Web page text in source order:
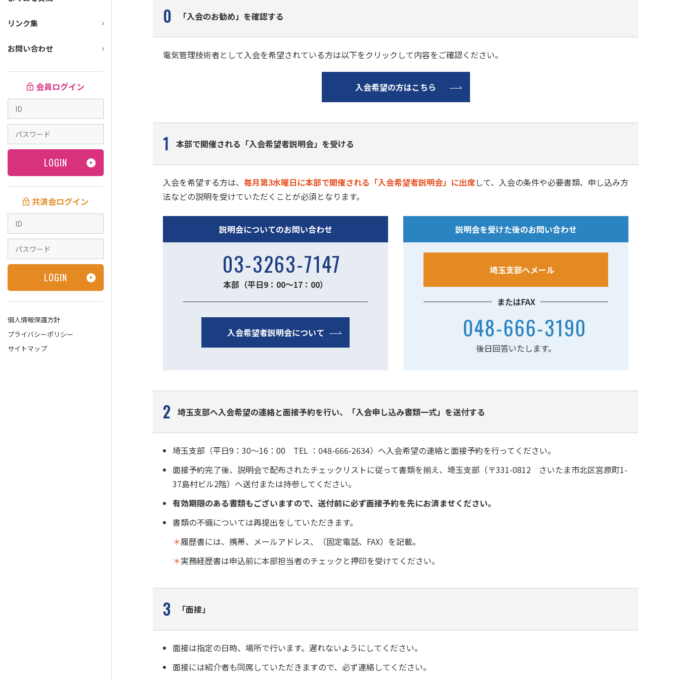
リンク集
お問い合わせ
会員ログイン
共済会ログイン
個人情報保護方針
プライバシーポリシー
サイトマップ
0 「入会のお勧め」を確認する
電気管理技術者として入会を希望されている方は以下をクリックして内容をご確認ください。
入会希望の方はこちら
1 本部で開催される「入会希望者説明会」を受ける
入会を希望する方は、 毎月第3水曜日に本部で開催される「入会希望者説明会」に出席して、入会の条件や必要書類、申し込み方
法などの説明を受けていただくことが必須となります。
説明会についてのお問い合わせ
03-3263-7147
本部（平日9：00～17：00）
入会希望者説明会について
説明会を受けた後のお問い合わせ
埼玉支部へメール
またはFAX
048-666-3190
後日回答いたします。
2 埼玉支部へ入会希望の連絡と面接予約を行い、「入会申し込み書類一式」を送付する
埼玉支部（平日9：30～16：00 TEL ：048-666-2634）へ入会希望の連絡と面接予約を行ってください。
面接予約完了後、説明会で配布されたチェックリストに従って書類を揃え、埼玉支部（〒331-0812 さいたま市北区宮原町1-
37島村ビル2階）へ送付または持参してください。
有効期限のある書類もございますので、送付前に必ず面接予約を先にお済ませください。
書類の不備については再提出をしていただきます。
＊履歴書には、携帯、メールアドレス、（固定電話、FAX）を記載。
＊実務経歴書は申込前に本部担当者のチェックと押印を受けてください。
3 「面接」
面接は指定の日時、場所で行います。遅れないようにしてください。
面接には紹介者も同席していただきますので、必ず連絡してください。